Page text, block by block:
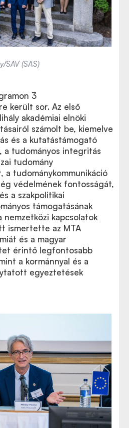
SAV (SAS)
3
került sor. Az első
akadémiai elnöki
számolt be, kiemelve
és a kutatástámogató
tudományos integritás
tudomány
a tudománykommunikáció
védelmének fontosságát,
a szakpolitikai
támogatásának
nemzetközi kapcsolatok
ismertette az MTA
és a magyar
érintő legfontosabb
a kormánnyal és a
egyeztetések